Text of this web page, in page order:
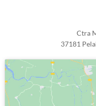
Ctra
37181